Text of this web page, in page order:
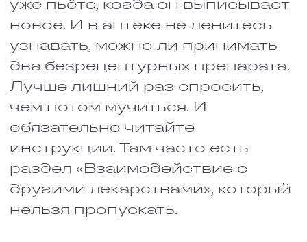
всякий случай, сходите к врачу.
Лучше перестраховаться.
В КАКОЙ МОМЕНТ
ЛЕКАРСТВА
НАЧИНАЮТ